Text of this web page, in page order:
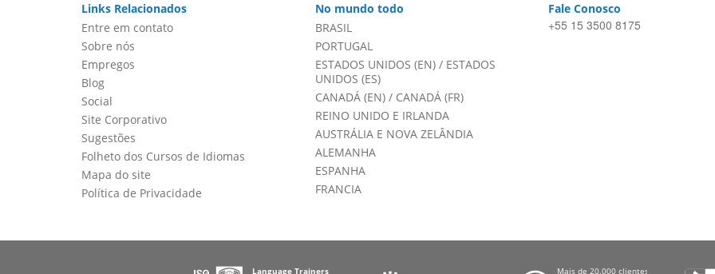
Links Relacionados
Entre em contato
Sobre nós
Empregos
Blog
Social
Site Corporativo
Sugestões
Folheto dos Cursos de Idiomas
Mapa do site
Política de Privacidade
No mundo todo
BRASIL
PORTUGAL
ESTADOS UNIDOS (EN)/ ESTADOS
UNIDOS (ES)
CANADÁ (EN)/ CANADÁ (FR)
REINO UNIDO E IRLANDA
AUSTRÁLIA E NOVA ZELÂNDIA
ALEMANHA
ESPANHA
FRANCIA
Fale Conosco
+55 15 3500 8175